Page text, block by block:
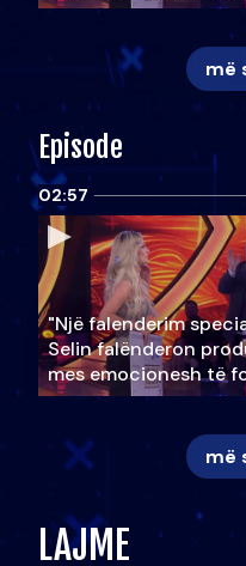
më
Episode
02:57
"Një falenderim
Selin falënderon
mes emocionesh të
më
LAJME